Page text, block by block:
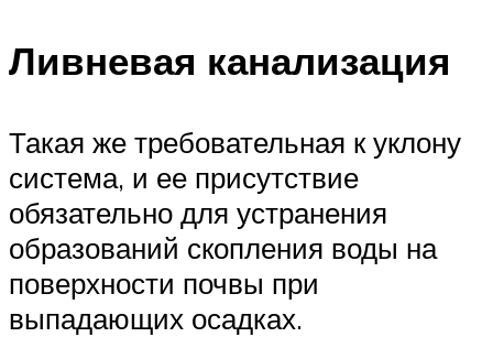
Ливневая канализация
Такая же требовательная к уклону
система, и ее присутствие
обязательно для устранения
образований скопления воды на
поверхности почвы при
выпадающих осадках.